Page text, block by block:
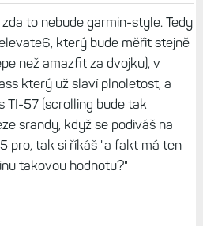
to nebude garmin-style. Tedy
který bude měřit stejně
než amazfit za dvojku), v
který už slaví plnoletost, a
TI-57 (scrolling bude tak
srandy, když se podíváš na
pro, tak si říkáš "a fakt má ten
takovou hodnotu?"